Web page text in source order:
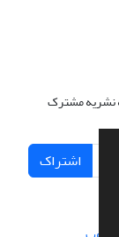
نشریه مشترک
اشتراک